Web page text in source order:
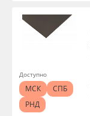
Доступно
МСК
СПБ
РНД